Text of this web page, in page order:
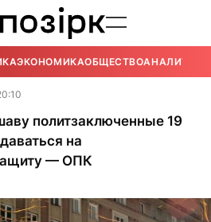
ЭКОНОМИКАОБЩЕСТВОАНАЛИТИКА
политзаключенные 19
на
— ОПК